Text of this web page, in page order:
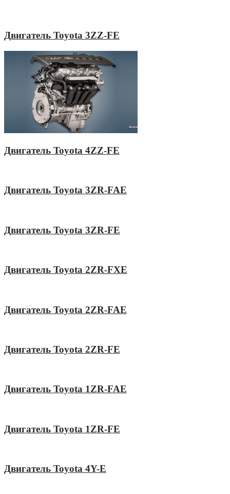
Двигатель Toyota 3ZZ-FE
Двигатель Toyota 4ZZ-FE
Двигатель Toyota 3ZR-FAE
Двигатель Toyota 3ZR-FE
Двигатель Toyota 2ZR-FXE
Двигатель Toyota 2ZR-FAE
Двигатель Toyota 2ZR-FE
Двигатель Toyota 1ZR-FAE
Двигатель Toyota 1ZR-FE
Двигатель Toyota 4Y-E